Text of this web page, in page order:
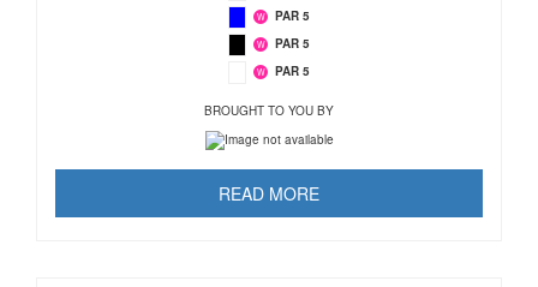
W PAR 5
W PAR 5
W PAR 5
BROUGHT TO YOU BY
READ MORE